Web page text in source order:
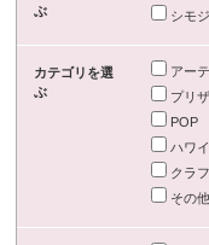
ぶ
シモ
カテゴリを選
ぶ
アー
プリ
POP
ハワ
クラ
その